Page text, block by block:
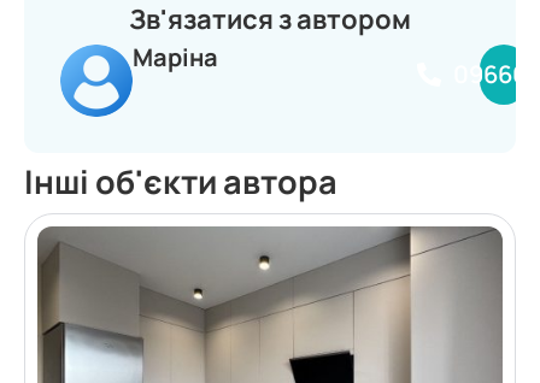
Зв'язатися з автором
Маріна
Інші об'єкти автора